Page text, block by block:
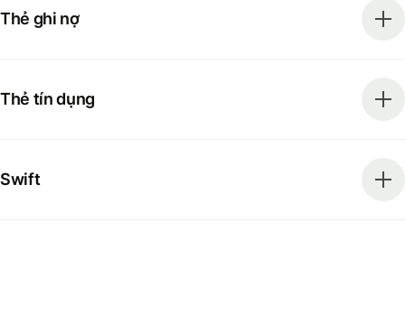
Thẻ ghi nợ
Thẻ tín dụng
Swift